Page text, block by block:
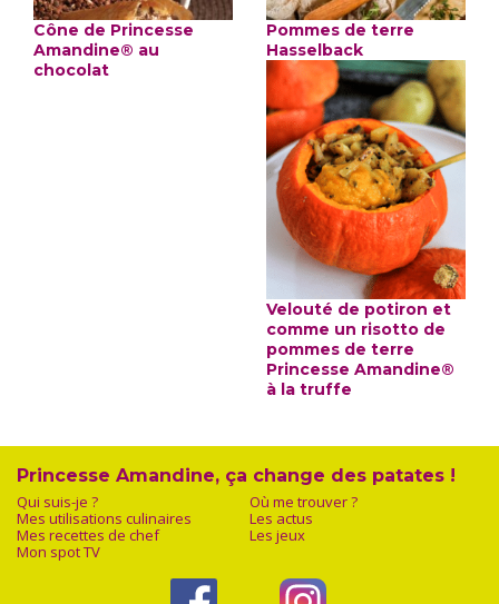
Cône de Princesse
Amandine® au
chocolat
Pommes de terre
Hasselback
Velouté de potiron et
comme un risotto de
pommes de terre
Princesse Amandine®
à la truffe
Princesse Amandine, ça change des patates !
Qui suis-je ?
Où me trouver ?
Mes utilisations culinaires
Les actus
Mes recettes de chef
Les jeux
Mon spot TV